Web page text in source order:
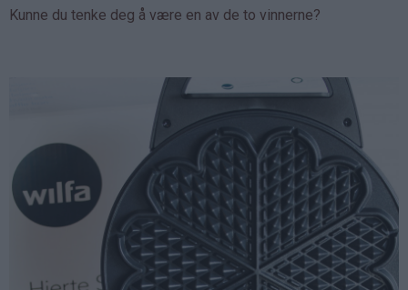
Kunne du tenke deg å være en av de to vinnerne?